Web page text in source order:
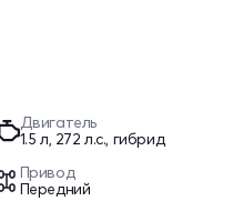
Двигатель
1.5 л, 272 л.с., гибрид
Привод
Передний